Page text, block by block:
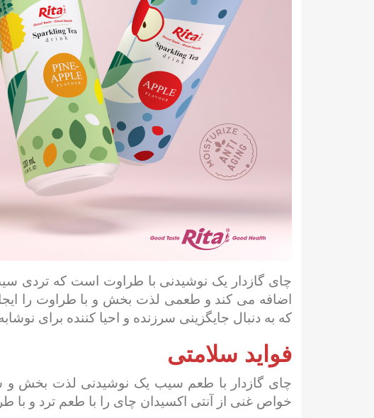
چای گازدار یک نوشیدنی با طراوت است که تردی
اضافه می کند و طعمی لذت بخش و با طراوت را
که به دنبال جایگزینی سرزنده و احیا کننده برای
فواید سلامتی
چای گازدار با طعم سیب یک نوشیدنی لذت بخش و
خواص غنی از آنتی اکسیدان چای را با طعم ترد و با